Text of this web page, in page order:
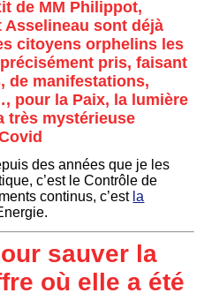
de MM Philippot,
Asselineau sont déjà
citoyens orphelins les
pris, faisant
de manifestations,
pour la Paix, la lumière
très mystérieuse
des années que je les
c’est le Contrôle de
continus, c’est la
sauver la
où elle a été